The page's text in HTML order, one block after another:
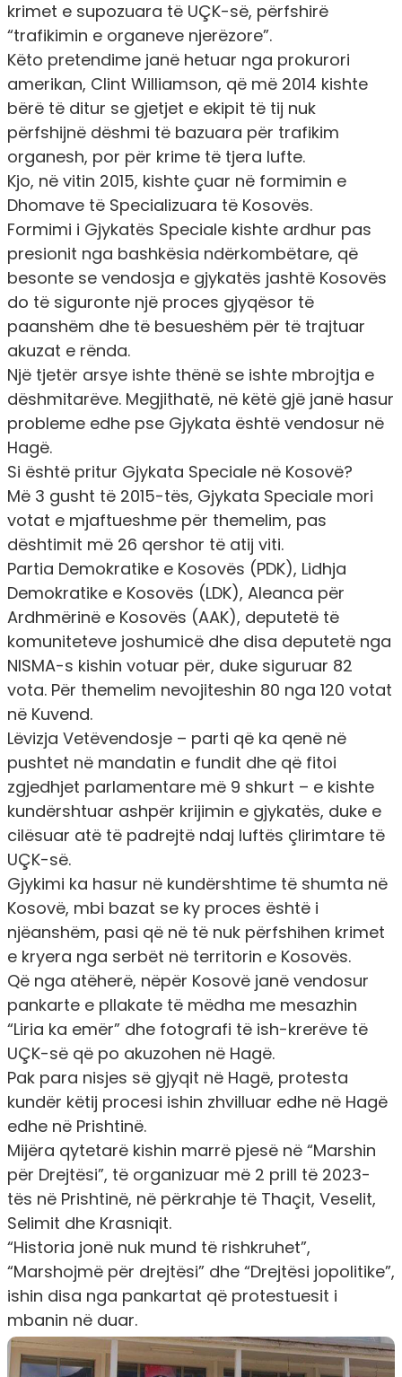
krimet e supozuara të UÇK-së, përfshirë
“trafikimin e organeve njerëzore”.
Këto pretendime janë hetuar nga prokurori
amerikan, Clint Williamson, që më 2014 kishte
bërë të ditur se gjetjet e ekipit të tij nuk
përfshijnë dëshmi të bazuara për trafikim
organesh, por për krime të tjera lufte.
Kjo, në vitin 2015, kishte çuar në formimin e
Dhomave të Specializuara të Kosovës.
Formimi i Gjykatës Speciale kishte ardhur pas
presionit nga bashkësia ndërkombëtare, që
besonte se vendosja e gjykatës jashtë Kosovës
do të siguronte një proces gjyqësor të
paanshëm dhe të besueshëm për të trajtuar
akuzat e rënda.
Një tjetër arsye ishte thënë se ishte mbrojtja e
dëshmitarëve. Megjithatë, në këtë gjë janë hasur
probleme edhe pse Gjykata është vendosur në
Hagë.
Si është pritur Gjykata Speciale në Kosovë?
Më 3 gusht të 2015-tës, Gjykata Speciale mori
votat e mjaftueshme për themelim, pas
dështimit më 26 qershor të atij viti.
Partia Demokratike e Kosovës (PDK), Lidhja
Demokratike e Kosovës (LDK), Aleanca për
Ardhmërinë e Kosovës (AAK), deputetë të
komuniteteve joshumicë dhe disa deputetë nga
NISMA-s kishin votuar për, duke siguruar 82
vota. Për themelim nevojiteshin 80 nga 120 votat
në Kuvend.
Lëvizja Vetëvendosje – parti që ka qenë në
pushtet në mandatin e fundit dhe që fitoi
zgjedhjet parlamentare më 9 shkurt – e kishte
kundërshtuar ashpër krijimin e gjykatës, duke e
cilësuar atë të padrejtë ndaj luftës çlirimtare të
UÇK-së.
Gjykimi ka hasur në kundërshtime të shumta në
Kosovë, mbi bazat se ky proces është i
njëanshëm, pasi që në të nuk përfshihen krimet
e kryera nga serbët në territorin e Kosovës.
Që nga atëherë, nëpër Kosovë janë vendosur
pankarte e pllakate të mëdha me mesazhin
“Liria ka emër” dhe fotografi të ish-krerëve të
UÇK-së që po akuzohen në Hagë.
Pak para nisjes së gjyqit në Hagë, protesta
kundër këtij procesi ishin zhvilluar edhe në Hagë
edhe në Prishtinë.
Mijëra qytetarë kishin marrë pjesë në “Marshin
për Drejtësi”, të organizuar më 2 prill të 2023-
tës në Prishtinë, në përkrahje të Thaçit, Veselit,
Selimit dhe Krasniqit.
“Historia jonë nuk mund të rishkruhet”,
“Marshojmë për drejtësi” dhe “Drejtësi jopolitike”,
ishin disa nga pankartat që protestuesit i
mbanin në duar.